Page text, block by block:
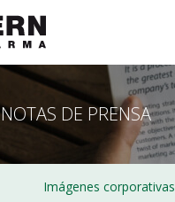
NOTAS DE PRENSA
Imágenes corporativas